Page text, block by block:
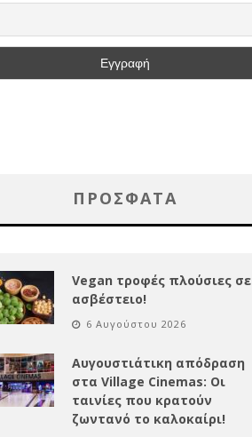
ΠΡΌΣΦΑΤΑ
Vegan τροφές πλούσιες σε
ασβέστειο!
6 Αυγούστου 2026
Αυγουστιάτικη απόδραση
στα Village Cinemas: Οι
ταινίες που κρατούν
ζωντανό το καλοκαίρι!